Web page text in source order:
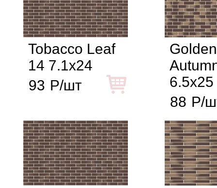
Tobacco Leaf
14 7.1x24
93 Р/шт
Golden
6.5x25
88 Р/